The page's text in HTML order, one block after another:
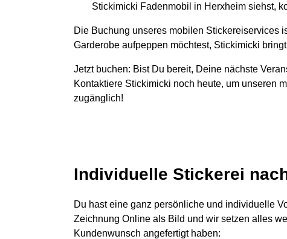
Stickimicki Fadenmobil in Herxheim siehst,
Die Buchung unseres mobilen Stickereiservices
Garderobe aufpeppen möchtest, Stickimicki
Jetzt buchen: Bist Du bereit, Deine nächste
Kontaktiere Stickimicki noch heute, um unseren
zugänglich!
Individuelle Stickerei
Du hast eine ganz persönliche und individuelle
Zeichnung Online als Bild und wir setzen alles
Kundenwunsch angefertigt haben: